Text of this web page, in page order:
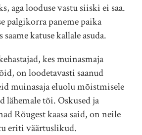
aga looduse vastu siiski ei saa.
palgikorra paneme paika
saame katuse kallale asuda.
kes muinasmaja
on loodetavasti saanud
muinasaja eluolu mõistmisele
lähemale tõi. Oskused ja
Rõugest kaasa said, on neile
eriti väärtuslikud.